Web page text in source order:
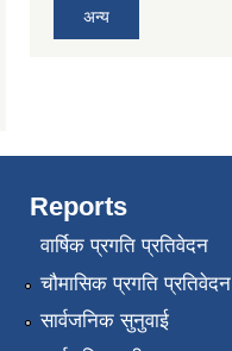
अन्य
Reports
वार्षिक प्रगति प्रतिवेदन
चौमासिक प्रगति प्रतिवेदन
सार्वजनिक सुनुवाई